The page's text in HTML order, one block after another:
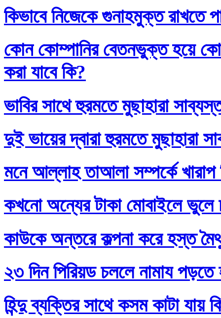
কিভাবে নিজেকে গুনাহমুক্ত রাখতে
কোন কোম্পানির বেতনভুক্ত হয়ে
করা যাবে কি?
ভাবির সাথে হুরমতে মুছাহারা
দুই ভায়ের দ্বারা হুরমতে মুছাহারা
মনে আল্লাহ তাআলা সম্পর্কে
কখনো অন্যের টাকা মোবাইলে ভুলে
কাউকে অন্তরে কল্পনা করে হস্ত
২৩ দিন পিরিয়ড চললে নামায পড়তে
হিন্দু ব্যক্তির সাথে কসম কাটা যায়